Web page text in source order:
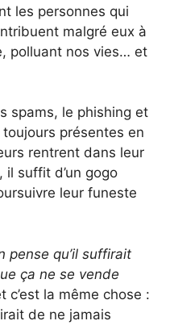
les personnes qui
malgré eux à
polluant nos vies… et
spams, le phishing et
présentes en
rentrent dans leur
suffit d’un gogo
leur funeste
pense qu’il suffirait
ça ne se vende
c’est la même chose :
de ne jamais